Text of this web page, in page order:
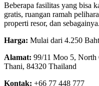
Beberapa fasilitas yang bisa
gratis, ruangan ramah
properti resor, dan sebagainya.
Harga: Mulai dari 4.250
Alamat: 99/11 Moo 5, North
Thani, 84320 Thailand
Kontak: +66 77 448 777